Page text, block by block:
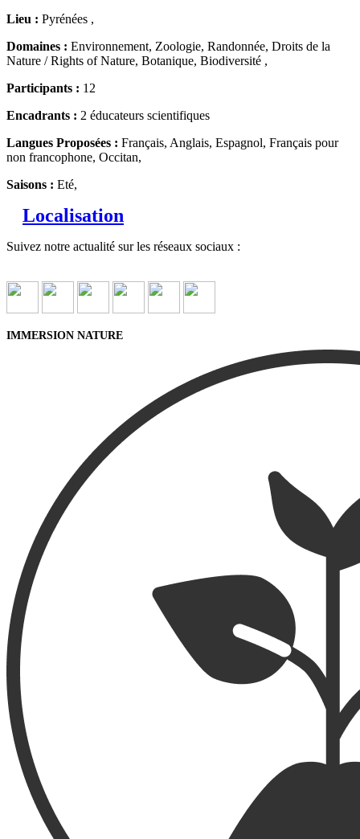
Lieu : Pyrénées ,
Domaines : Environnement, Zoologie, Randonnée, Droits de la
Nature / Rights of Nature, Botanique, Biodiversité ,
Participants : 12
Encadrants : 2 éducateurs scientifiques
Langues Proposées : Français, Anglais, Espagnol, Français pour
non francophone, Occitan,
Saisons : Eté,
Localisation
Suivez notre actualité sur les réseaux sociaux :
IMMERSION NATURE